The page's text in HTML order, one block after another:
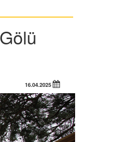
16.04.2025